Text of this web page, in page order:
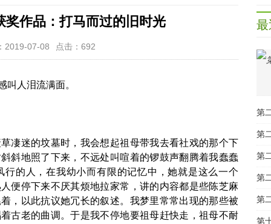
作品：打马而过的旧时光
2019-07-08 点击： 692
人泪流满面。
迷的坟墓时，我会想起祖母带我去看社戏的那个下
斜地照了下来，不远处叫喧着的锣鼓声翻腾着我蠢蠢
的人，在我幼小而有限的记忆中，她就是这么一个
便停下来不厌其烦地拉家常，讲的内容都是些陈芝麻
，以此抗议她冗长的叙述。我梦里常常出现的那些被
古老的曲调。于是我不停地要祖母赶快走，祖母不耐
最
第
第
第
第